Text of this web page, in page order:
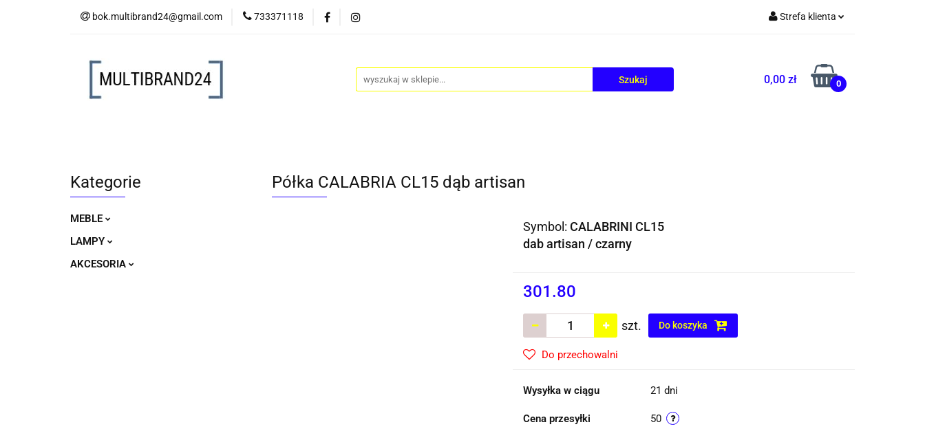
bok.multibrand24@gmail.com 733371118 Strefa klienta
Zarejestruj się
Dodaj zgłoszenie
0,00 zł 0
MEBLE LAMPY AKCESORIA
Kategorie
MEBLE
LAMPY
AKCESORIA
Półka CALABRIA CL15 dąb artisan
Symbol:CALABRINI CL15
dab artisan / czarny
301.80
szt. Do koszyka
Do przechowalni
Wysyłka w ciągu 21 dni
Cena przesyłki 50